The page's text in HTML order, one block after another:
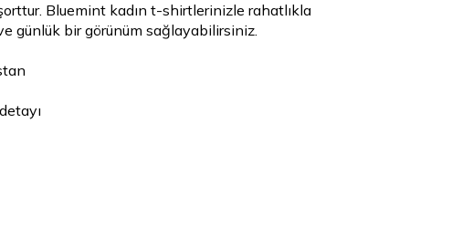
Bluemint kadın t-shirtlerinizle rahatlıkla
günlük bir görünüm sağlayabilirsiniz.